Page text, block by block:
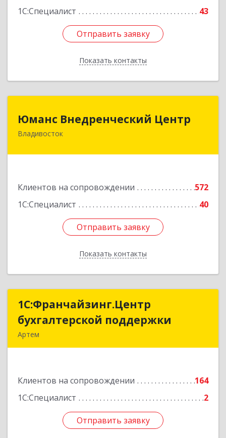
1С:Специалист
43
Отправить заявку
Показать контакты
Отправить заявку
Назад
Юманс Внедренческий Центр
Владивосток
Клиентов на сопровождении
572
1С:Специалист
40
Отправить заявку
Показать контакты
Юманс Внедренческий Центр
690014, Приморский край, Владивосток г,
Отправить заявку
Назад
1С:Франчайзинг.Центр
бухгалтерской поддержки
Артем
Клиентов на сопровождении
164
1С:Специалист
2
Отправить заявку
1С:Франчайзинг.Центр
бухгалтерской поддержки
Подробнее
Отправить заявку